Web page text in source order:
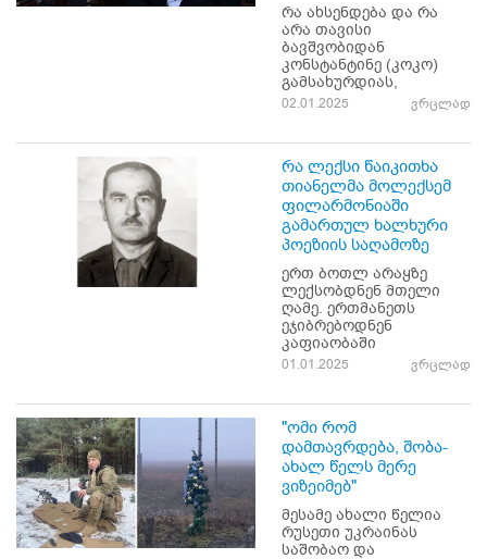
რა ახსენდება და რა
არა თავისი
ბავშვობიდან
კონსტანტინე (კოკო)
გამსახურდიას,
02.01.2025 ვრცლად
რა ლექსი წაიკითხა
თიანელმა მოლექსემ
ფილარმონიაში
გამართულ ხალხური
პოეზიის საღამოზე
ერთ ბოთლ არაყზე
ლექსობდნენ მთელი
ღამე. ერთმანეთს
ეჯიბრებოდნენ
კაფიაობაში
01.01.2025 ვრცლად
"ომი რომ
დამთავრდება, შობა-
ახალ წელს მერე
ვიზეიმებ"
მესამე ახალი წელია
რუსეთი უკრაინას
საშობაო და